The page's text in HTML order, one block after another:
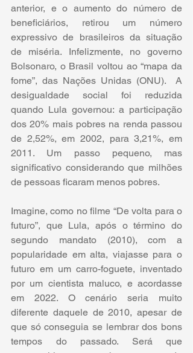
anterior, e o aumento do número de
beneficiários, retirou um número
expressivo de brasileiros da situação
de miséria. Infelizmente, no governo
Bolsonaro, o Brasil voltou ao “mapa da
fome”, das Nações Unidas (ONU).  A
desigualdade social foi reduzida
quando Lula governou: a participação
dos 20% mais pobres na renda passou
de 2,52%, em 2002, para 3,21%, em
2011. Um passo pequeno, mas
significativo considerando que milhões
de pessoas ficaram menos pobres.
Imagine, como no filme “De volta para o
futuro”, que Lula, após o término do
segundo mandato (2010), com a
popularidade em alta, viajasse para o
futuro em um carro-foguete, inventado
por um cientista maluco, e acordasse
em 2022. O cenário seria muito
diferente daquele de 2010, apesar de
que só conseguia se lembrar dos bons
tempos do passado. Será que